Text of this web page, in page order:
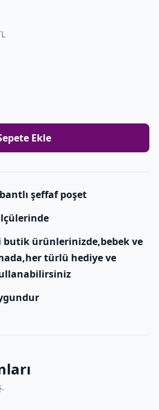
Ekle
şeffaf poşet
ürünlerinizde,bebek ve
türlü hediye ve